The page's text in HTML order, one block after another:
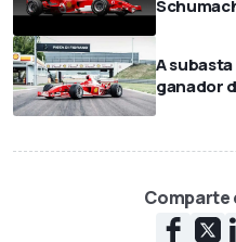
A
ganador
Comparte